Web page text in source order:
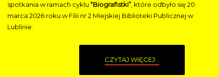
spotkania w ramach cyklu “Biografistki”, które odbyło się 20
marca 2026 roku w Filii nr 2 Miejskiej Biblioteki Publicznej w
Lublinie.
CZYTAJ WIĘCEJ...